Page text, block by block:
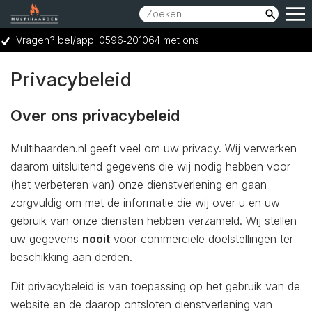
Vragen? bel/app: 0596‑201064 met ons
Vraag een GRATIS adviesgesprek aan
Ruime keuze voor elk budget
Privacybeleid
Over ons privacybeleid
Multihaarden.nl geeft veel om uw privacy. Wij verwerken
daarom uitsluitend gegevens die wij nodig hebben voor
(het verbeteren van) onze dienstverlening en gaan
zorgvuldig om met de informatie die wij over u en uw
gebruik van onze diensten hebben verzameld. Wij stellen
uw gegevens nooit voor commerciële doelstellingen ter
beschikking aan derden.
Dit privacybeleid is van toepassing op het gebruik van de
website en de daarop ontsloten dienstverlening van